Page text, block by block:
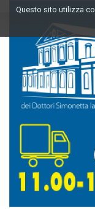
Passa
principale
Questo sito utilizza